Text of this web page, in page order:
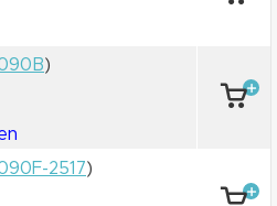
)
2517)